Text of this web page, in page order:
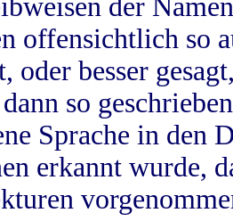
der
offensichtlich so
oder besser
so
Sprache in
erkannt wurde,